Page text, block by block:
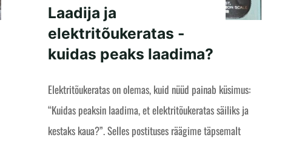
Laadija ja
elektritõukeratas -
kuidas peaks laadima?
Elektritõukeratas on olemas, kuid nüüd painab küsimus:
“Kuidas peaksin laadima, et elektritõukeratas säiliks ja
kestaks kaua?”. Selles postituses räägime täpsemalt